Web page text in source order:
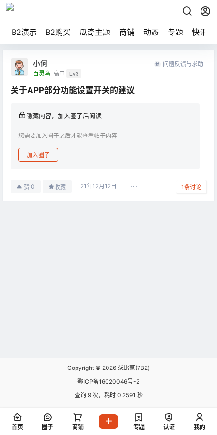
B2演示 B2购买 瓜奇主题 商铺 动态 专题 快讯
小何
百灵鸟 高中 Lv3
问题反馈与求助
关于APP部分功能设置开关的建议
隐藏内容，加入圈子后阅读
您需要加入圈子之后才能查看帖子内容
加入圈子
赞 0 收藏 21年12月12日 1条讨论
Copyright © 2026 柒比贰(7B2)
鄂ICP备16020046号-2
查询 9 次，耗时 0.2591 秒
首页 圈子 商铺 专题 认证 我的